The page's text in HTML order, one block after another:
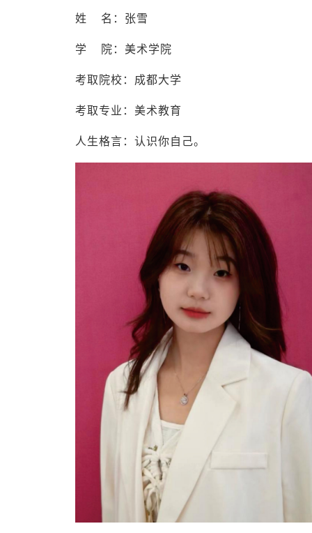
姓 名：张雪
学 院：美术学院
考取院校：成都大学
考取专业：美术教育
人生格言：认识你自己。